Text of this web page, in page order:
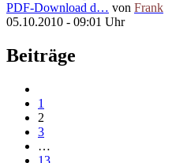
PDF-Download d… von Frank
05.10.2010 - 09:01 Uhr
Beiträge
1
2
3
…
13